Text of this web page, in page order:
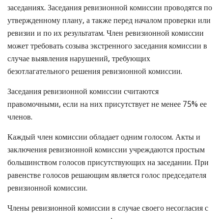
заседаниях. Заседания ревизионной комиссии проводятся по
утвержденному плану, а также перед началом проверки или
ревизии и по их результатам. Член ревизионной комиссии
может требовать созыва экстренного заседания комиссии в
случае выявления нарушений, требующих
безотлагательного решения ревизионной комиссии.
Заседания ревизионной комиссии считаются
правомочными, если на них присутствует не менее 75% ее
членов.
Каждый член комиссии обладает одним голосом. Акты и
заключения ревизионной комиссии учреждаются простым
большинством голосов присутствующих на заседании. При
равенстве голосов решающим является голос председателя
ревизионной комиссии.
Члены ревизионной комиссии в случае своего несогласия с